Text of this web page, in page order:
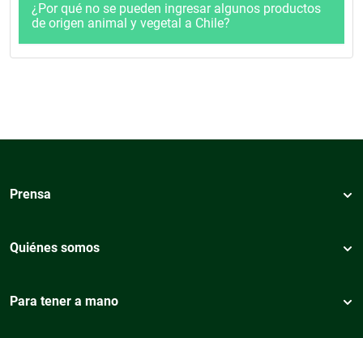
¿Por qué no se pueden ingresar algunos productos
de origen animal y vegetal a Chile?
Prensa
Quiénes somos
Para tener a mano